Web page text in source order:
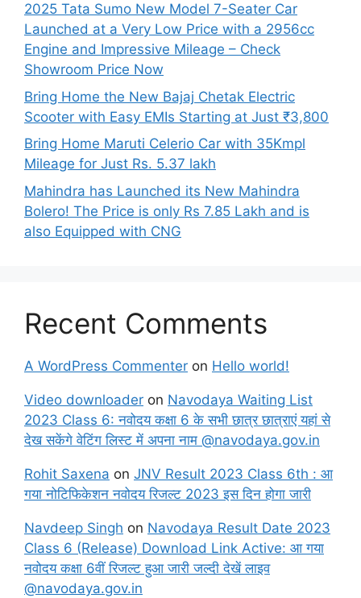
2025 Tata Sumo New Model 7-Seater Car
Launched at a Very Low Price with a 2956cc
Engine and Impressive Mileage – Check
Showroom Price Now
Bring Home the New Bajaj Chetak Electric
Scooter with Easy EMIs Starting at Just ₹3,800
Bring Home Maruti Celerio Car with 35Kmpl
Mileage for Just Rs. 5.37 lakh
Mahindra has Launched its New Mahindra
Bolero! The Price is only Rs 7.85 Lakh and is
also Equipped with CNG
Recent Comments
A WordPress Commenter on Hello world!
Video downloader on Navodaya Waiting List
2023 Class 6: नवोदय कक्षा 6 के सभी छात्र छात्राएं यहां से
देख सकेंगे वेटिंग लिस्ट में अपना नाम @navodaya.gov.in
Rohit Saxena on JNV Result 2023 Class 6th : आ
गया नोटिफिकेशन नवोदय रिजल्ट 2023 इस दिन होगा जारी
Navdeep Singh on Navodaya Result Date 2023
Class 6 (Release) Download Link Active: आ गया
नवोदय कक्षा 6वीं रिजल्ट हुआ जारी जल्दी देखें लाइव
@navodaya.gov.in